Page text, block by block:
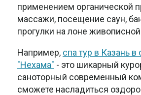
применением органической
массажи, посещение саун,
прогулки на лоне
Например, спа тур в Казань в
"Нехама" - это шикарный
саноторный современный
сможете насладиться